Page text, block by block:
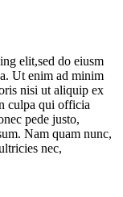
elit,sed do eiusm
Ut enim ad minim
nisi ut aliquip ex
culpa qui officia
pede justo,
Nam quam nunc,
nec,